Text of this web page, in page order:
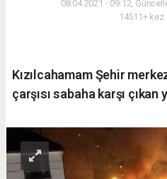
08.04.2021 - 09:12,
14511+ kez
Kızılcahamam Şehir
çarşısı sabaha karşı çıkan